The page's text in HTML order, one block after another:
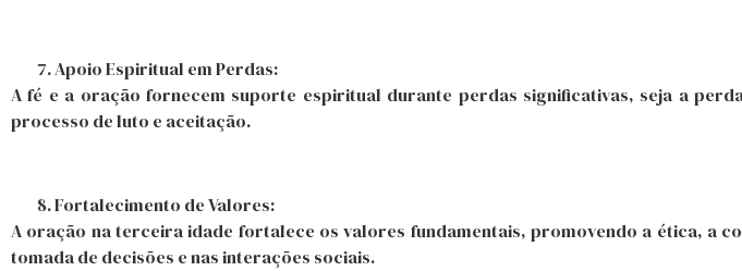
Apoio Espiritual em Perdas:
A fé e a oração fornecem suporte espiritual durante perdas significativas, seja a
processo de luto e aceitação.
Fortalecimento de Valores:
A oração na terceira idade fortalece os valores fundamentais, promovendo a ética, a
tomada de decisões e nas interações sociais.